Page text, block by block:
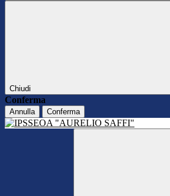
Chiudi
Conferma
Annulla Conferma